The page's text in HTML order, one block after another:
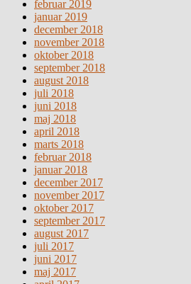
februar 2019
januar 2019
december 2018
november 2018
oktober 2018
september 2018
august 2018
juli 2018
juni 2018
maj 2018
april 2018
marts 2018
februar 2018
januar 2018
december 2017
november 2017
oktober 2017
september 2017
august 2017
juli 2017
juni 2017
maj 2017